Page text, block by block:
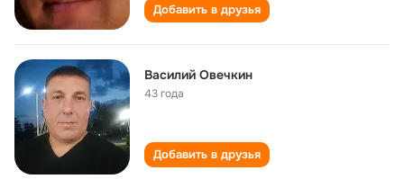
Добавить в друзья
Василий Овечкин
43 года
Добавить в друзья